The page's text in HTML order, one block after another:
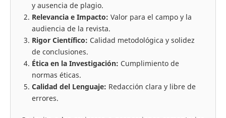
y ausencia de plagio.
Relevancia e Impacto: Valor para el campo y la
audiencia de la revista.
Rigor Científico: Calidad metodológica y solidez
de conclusiones.
Ética en la Investigación: Cumplimiento de
normas éticas.
Calidad del Lenguaje: Redacción clara y libre de
errores.